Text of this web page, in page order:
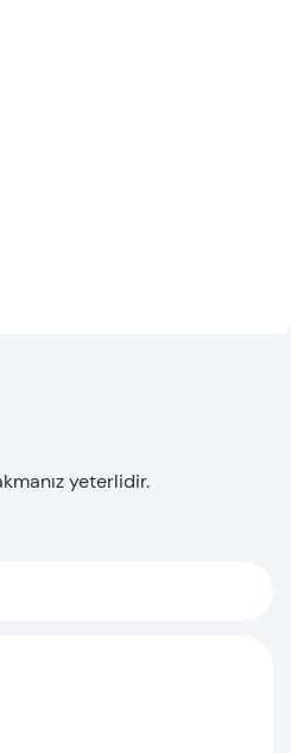
yeterlidir.